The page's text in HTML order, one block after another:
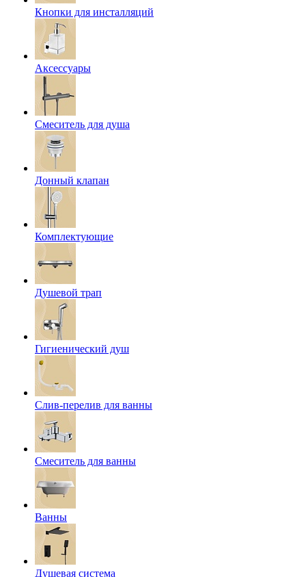
Кнопки для инсталляций
Аксессуары
Смеситель для душа
Донный клапан
Комплектующие
Душевой трап
Гигиенический душ
Слив-перелив для ванны
Смеситель для ванны
Ванны
Душевая система